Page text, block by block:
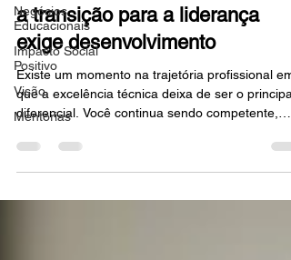
Negócios
Educacionais
Impacto Social
Positivo
Visão
Mentorias
a transição para a liderança
exige desenvolvimento
Existe um momento na trajetória profissional em
que a excelência técnica deixa de ser o principal
diferencial. Você continua sendo competente,
próximo passo não se resolve com mais esforço,
mais controle ou mais entregas. Ele pede outra